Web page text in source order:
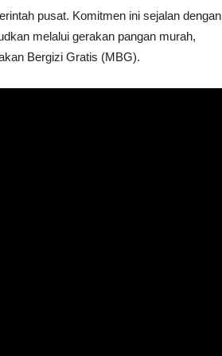
pusat. Komitmen ini sejalan dengan
melalui gerakan pangan murah,
Bergizi Gratis (MBG).